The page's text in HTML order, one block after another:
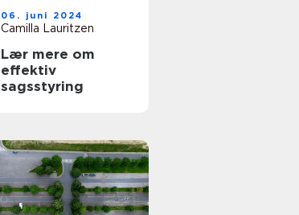
06. juni 2024
Camilla Lauritzen
Lær mere om
effektiv
sagsstyring